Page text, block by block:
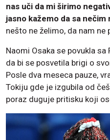
nas uči da mi širimo
jasno kažemo da sa
nešto ne želimo, da nam ne
Naomi Osaka se povukla
da bi se posvetila brigi o
Posle dva meseca pauze,
Tokiju gde je izgubila od
poraz duguje pritisku koji